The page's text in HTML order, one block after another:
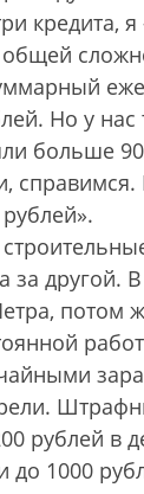
кредита,
Но у нас
больше
за другой.
потом
рублей в
до 1000